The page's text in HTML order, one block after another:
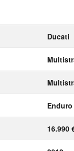
Ducati
16.990